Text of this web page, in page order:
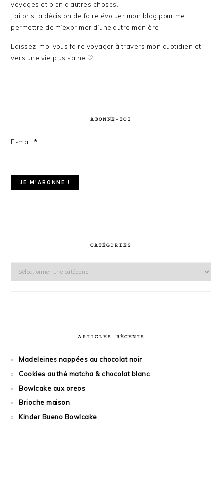
voyages et bien d’autres choses.
J’ai pris la décision de faire évoluer mon blog pour me
permettre de m’exprimer d’une autre manière.
Laissez-moi vous faire voyager à travers mon quotidien et
vers une vie plus saine ♡
ABONNE-TOI
E-mail *
CATÉGORIES
Catégories
ARTICLES RÉCENTS
Madeleines nappées au chocolat noir
Cookies au thé matcha & chocolat blanc
Bowlcake aux oreos
Brioche maison
Kinder Bueno Bowlcake